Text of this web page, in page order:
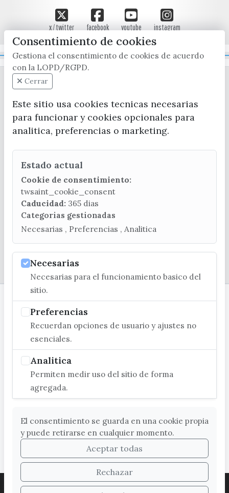
x / twitter facebook youtube instagram
Mapa Web
(+34) 952 541 104
turismo@velezmalaga.es
C/ Poniente, 2. CP 29740 - Torre del Mar
© EXCMO. AYUNTAMIENTO DE VÉLEZ-MÁLAGA
ACCESIBILIDAD COOKIES LEGAL
Consentimiento de cookies
Gestiona el consentimiento de cookies de acuerdo
con la LOPD/RGPD.
Cerrar
Este sitio usa cookies tecnicas necesarias
para funcionar y cookies opcionales para
analitica, preferencias o marketing.
Estado actual
Cookie de consentimiento:
twsaint_cookie_consent
Caducidad: 365 dias
Categorias gestionadas
Necesarias , Preferencias , Analitica
Necesarias
Necesarias para el funcionamiento basico del
sitio.
Preferencias
Recuerdan opciones de usuario y ajustes no
esenciales.
Analitica
Permiten medir uso del sitio de forma
agregada.
El consentimiento se guarda en una cookie propia
y puede retirarse en cualquier momento.
Aceptar todas
Rechazar